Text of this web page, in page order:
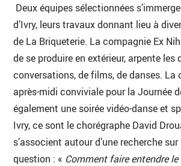
Deux équipes sélectionnées
d’Ivry, leurs travaux donnant lieu à
de La Briqueterie. La compagnie Ex
de se produire en extérieur, arpente
conversations, de films, de danses. La
après-midi conviviale pour la Journée
également une soirée vidéo-danse et
Ivry, ce sont le chorégraphe David
s’associent autour d’une recherche
question : « Comment faire entendre